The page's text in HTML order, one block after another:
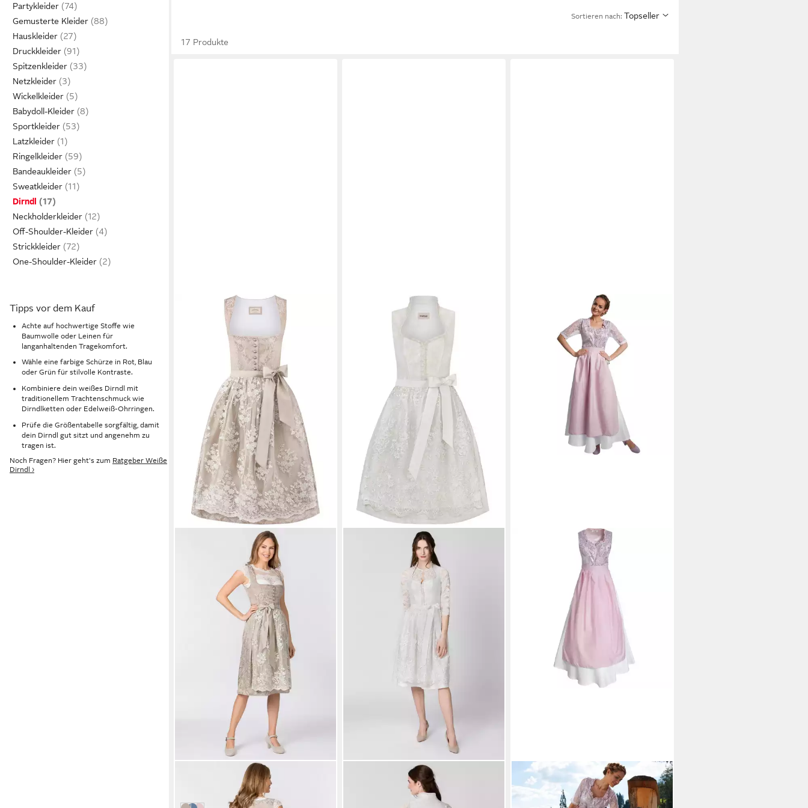
Partykleider
Gemusterte Kleider
Hauskleider
Druckkleider
Spitzenkleider
Netzkleider
Wickelkleider
Babydoll-Kleider
Sportkleider
Latzkleider
Ringelkleider
Bandeaukleider
Sweatkleider
Dirndl
Neckholderkleider
Off-Shoulder-Kleider
Strickkleider
One-Shoulder-Kleider
Tipps vor dem Kauf
Achte auf hochwertige Stoffe wie
Baumwolle oder Leinen für
langanhaltenden Tragekomfort.
Wähle eine farbige Schürze in Rot, Blau
oder Grün für stilvolle Kontraste.
Kombiniere dein weißes Dirndl mit
traditionellem Trachtenschmuck wie
Dirndlketten oder Edelweiß-Ohrringen.
Prüfe die Größentabelle sorgfältig, damit
dein Dirndl gut sitzt und angenehm zu
tragen ist.
Noch Fragen? Hier geht's zum Ratgeber Weiße
Dirndl ›
Sortieren nach: Topseller
17 Produkte
Dirndl Josefina
DRESSFORFUN
Dirndl Maxi-Dirndl in femininen
Farbtönen mit langem Rock